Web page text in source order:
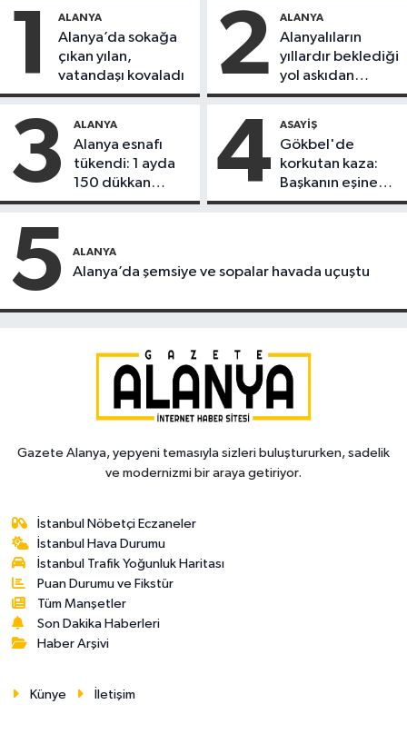
1 ALANYA
Alanya’da sokağa
çıkan yılan,
vatandaşı kovaladı
2 ALANYA
Alanyalıların
yıllardır beklediği
yol askıdan
döndü
3 ALANYA
Alanya esnafı
tükendi: 1 ayda
150 dükkan
kapandı
4 ASAYIŞ
Gökbel'de
korkutan kaza:
Başkanın eşine
motosiklet çarptı
5 ALANYA
Alanya’da şemsiye ve sopalar havada uçuştu
Gazete Alanya, yepyeni temasıyla sizleri buluştururken, sadelik
ve modernizmi bir araya getiriyor.
İstanbul Nöbetçi Eczaneler
İstanbul Hava Durumu
İstanbul Trafik Yoğunluk Haritası
Puan Durumu ve Fikstür
Tüm Manşetler
Son Dakika Haberleri
Haber Arşivi
Künye İletişim